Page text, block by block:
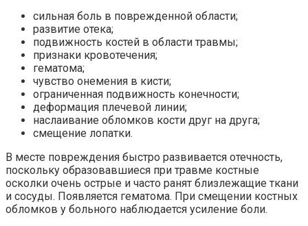
сильная боль в поврежденной области;
развитие отека;
подвижность костей в области травмы;
признаки кровотечения;
гематома;
чувство онемения в кисти;
ограниченная подвижность конечности;
деформация плечевой линии;
наслаивание обломков кости друг на друга;
смещение лопатки.
В месте повреждения быстро развивается отечность,
поскольку образовавшиеся при травме костные
осколки очень острые и часто ранят близлежащие ткани
и сосуды. Появляется гематома. При смещении костных
обломков у больного наблюдается усиление боли.